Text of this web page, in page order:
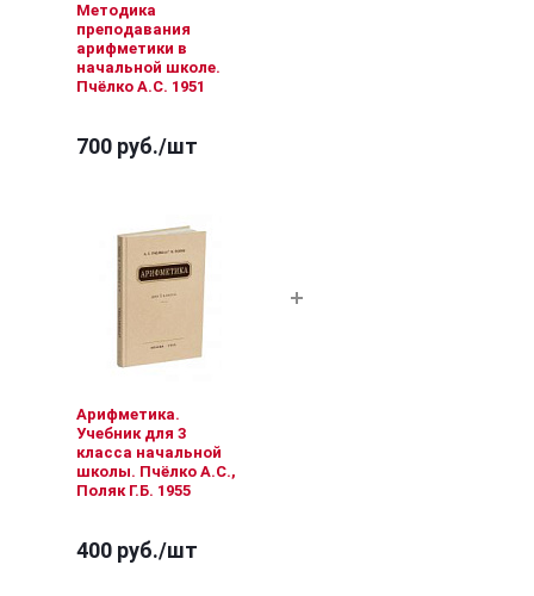
Методика
преподавания
арифметики в
начальной школе.
Пчёлко А.С. 1951
700 руб./шт
Арифметика.
Учебник для 3
класса начальной
школы. Пчёлко А.С.,
Поляк Г.Б. 1955
400 руб./шт